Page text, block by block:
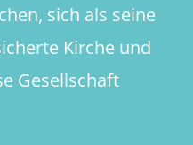
sich als seine
Kirche und
Gesellschaft